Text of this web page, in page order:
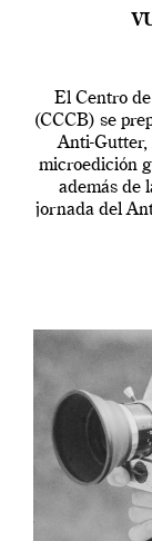
El Centro
(CCCB) se
Anti-Gutter,
microedición
además de
jornada del